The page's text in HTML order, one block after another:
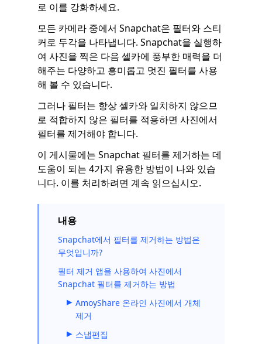
로 이를 강화하세요.
모든 카메라 중에서 Snapchat은 필터와 스티
커로 두각을 나타냅니다. Snapchat을 실행하
여 사진을 찍은 다음 셀카에 풍부한 매력을 더
해주는 다양하고 흥미롭고 멋진 필터를 사용
해 볼 수 있습니다.
그러나 필터는 항상 셀카와 일치하지 않으므
로 적합하지 않은 필터를 적용하면 사진에서
필터를 제거해야 합니다.
이 게시물에는 Snapchat 필터를 제거하는 데
도움이 되는 4가지 유용한 방법이 나와 있습
니다. 이를 처리하려면 계속 읽으십시오.
내용
Snapchat에서 필터를 제거하는 방법은
무엇입니까?
필터 제거 앱을 사용하여 사진에서
Snapchat 필터를 제거하는 방법
AmoyShare 온라인 사진에서 개체
제거
스냅편집